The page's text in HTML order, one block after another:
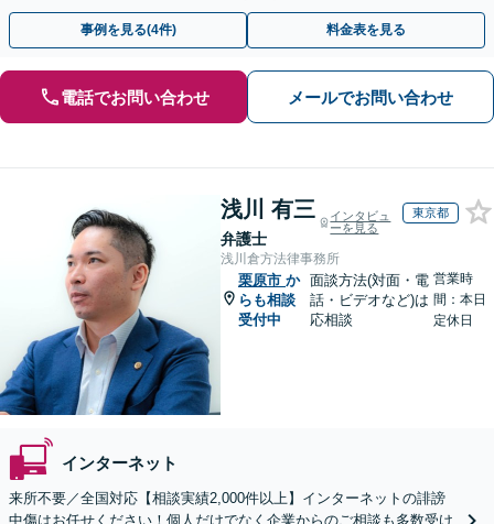
代表弁護士が最後まで対応【関東エリア以外の相談も可】
事例を見る(4件) 料金表を見る
電話でお問い合わせ メールでお問い合わせ
浅川 有三
弁護士
インタビュ
ーを見る
東京都
浅川倉方法律事務所
栗原市 か
らも相談
受付中
面談方法(対面・電
話・ビデオなど)は
応相談
営業時
間：本日
定休日
インターネット
来所不要／全国対応【相談実績2,000件以上】インターネットの誹謗
中傷はお任せください！個人だけでなく企業からのご相談も多数受け